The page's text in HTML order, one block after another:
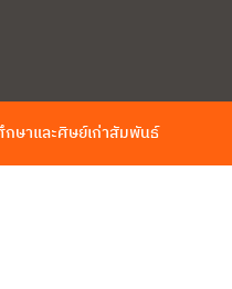
ษาและศิษย์เก่าสัมพันธ์